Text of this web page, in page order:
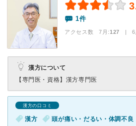
1件
アクセス数 7月:127 | 6
漢方について
【専門医・資格】 漢方専門医
漢方の口コミ
漢方 頭が痛い・だるい・体調不良